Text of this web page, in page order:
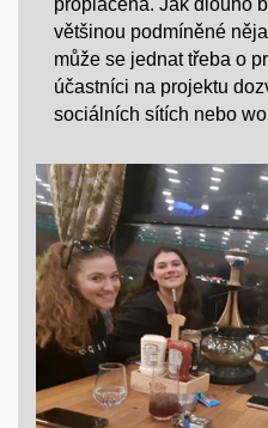
proplacená. Jak dlouho
většinou podmíněné
může se jednat třeba o
účastníci na projektu
sociálních sítích nebo